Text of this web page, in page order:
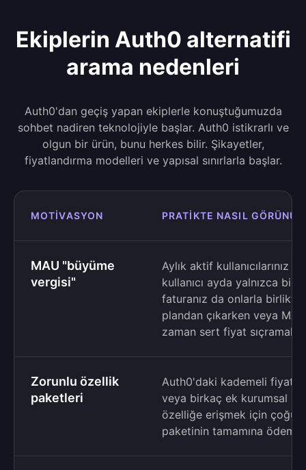
Ekiplerin Auth0 alternatifi
arama nedenleri
Auth0'dan geçiş yapan ekiplerle konuştuğumuzda
sohbet nadiren teknolojiyle başlar. Auth0 istikrarlı ve
olgun bir ürün, bunu herkes bilir. Şikayetler,
fiyatlandırma modelleri ve yapısal sınırlarla başlar.
MOTIVASYON PRATIKTE NASIL GÖRÜNÜR
MAU "büyüme
vergisi"
Aylık aktif kullanıcılarınız
kullanıcı ayda yalnızca bir
faturanız da onlarla
plandan çıkarken veya
zaman sert fiyat
Zorunlu özellik
paketleri
Auth0'daki kademeli
veya birkaç ek kurumsal
özelliğe erişmek için çoğu
paketinin tamamına